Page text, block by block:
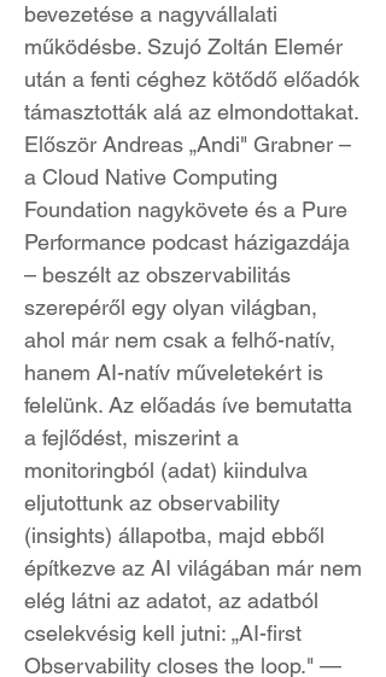
bevezetése a nagyvállalati
működésbe. Szujó Zoltán Elemér
után a fenti céghez kötődő előadók
támasztották alá az elmondottakat.
Először Andreas „Andi" Grabner –
a Cloud Native Computing
Foundation nagykövete és a Pure
Performance podcast házigazdája
– beszélt az obszervabilitás
szerepéről egy olyan világban,
ahol már nem csak a felhő-natív,
hanem AI-natív műveletekért is
felelünk. Az előadás íve bemutatta
a fejlődést, miszerint a
monitoringból (adat) kiindulva
eljutottunk az observability
(insights) állapotba, majd ebből
építkezve az AI világában már nem
elég látni az adatot, az adatból
cselekvésig kell jutni: „AI-first
Observability closes the loop." —